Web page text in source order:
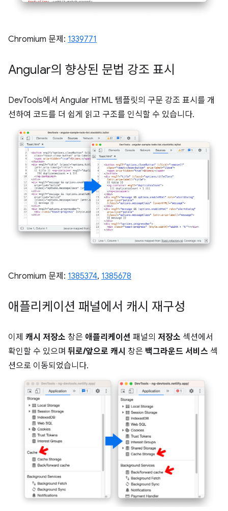
Chromium 문제: 1339771
Angular의 향상된 문법 강조 표시
DevTools에서 Angular HTML 템플릿의 구문 강조 표시를 개
선하여 코드를 더 쉽게 읽고 구조를 인식할 수 있습니다.
Chromium 문제: 1385374, 1385678
애플리케이션 패널에서 캐시 재구성
이제 캐시 저장소 창은 애플리케이션 패널의 저장소 섹션에서
확인할 수 있으며 뒤로/앞으로 캐시 창은 백그라운드 서비스 섹
션으로 이동되었습니다.